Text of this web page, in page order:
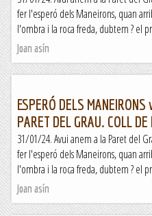
fer l'esperó dels Maneirons, quan
l'ombra i la roca freda, dubtem ? el
Joan asín
ESPERÓ DELS
PARET DEL GRAU. COLL DE
31/01/24. Avui anem a la Paret del
fer l'esperó dels Maneirons, quan
l'ombra i la roca freda, dubtem ? el
Joan asín